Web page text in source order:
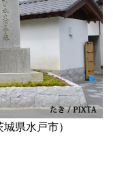
県水戸市）